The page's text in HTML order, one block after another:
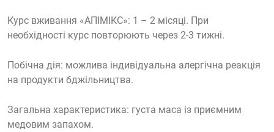
Курс вживання «АПІМІКС»: 1 – 2 місяці. При
необхідності курс повторюють через 2-3 тижні.
Побічна дія: можлива індивідуальна алергічна реакція
на продукти бджільництва.
Загальна характеристика: густа маса із приємним
медовим запахом.